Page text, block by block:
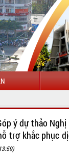
ý dự thảo
trợ khắc phục